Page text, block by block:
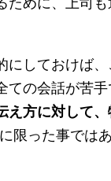
しておけば
の会話が苦手
え方に対して
限った事では